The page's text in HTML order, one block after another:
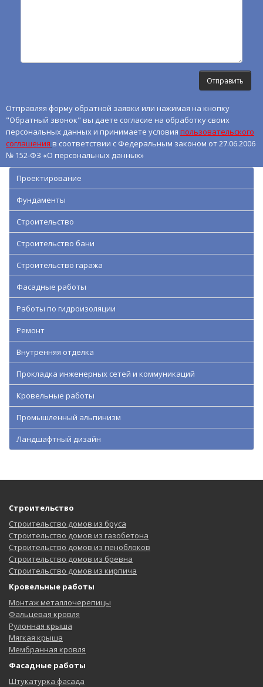
Отправляя форму обратной заявки или нажимая на кнопку
"Обратный звонок" вы даете согласие на обработку своих
персональных данных и принимаете условия пользовательского
соглашения в соответствии с Федеральным законом от 27.06.2006
№ 152-ФЗ «О персональных данных»
Проектирование
Фундаменты
Строительство
Строительство бани
Строительство гаража
Фасадные работы
Работы по гидроизоляции
Ремонт
Внутренняя отделка
Прокладка инженерных сетей и коммуникаций
Кровельные работы
Промышленный альпинизм
Ландшафтный дизайн
Строительство
Строительство домов из бруса
Строительство домов из газобетона
Строительство домов из пеноблоков
Строительство домов из бревна
Строительство домов из кирпича
Кровельные работы
Монтаж металлочерепицы
Фальцевая кровля
Рулонная крыша
Мягкая крыша
Мембранная кровля
Фасадные работы
Штукатурка фасада